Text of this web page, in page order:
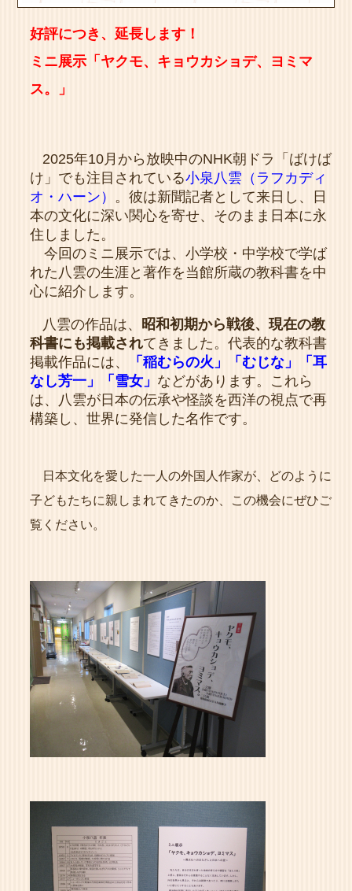
好評につき、延長します！
ミニ展示「ヤクモ、キョウカショデ、ヨミマ
ス。」
2025年10月から放映中のNHK朝ドラ「ばけば
け」でも注目されている小泉八雲（ラフカディ
オ・ハーン） 。彼は新聞記者として来日し、日
本の文化に深い関心を寄せ、そのまま日本に永
住しました。
今回のミニ展示では、小学校・中学校で学ば
れた八雲の生涯と著作を当館所蔵の教科書を中
心に紹介します。
八雲の作品は、
昭和初期から戦後、現在の教
科書にも掲載されてきました。代表的な教科書
掲載作品には、
「稲むらの火」「むじな」「耳
なし芳一」「雪女」 などがあります。これら
は、八雲が日本の伝承や怪談を西洋の視点で再
構築し、世界に発信した名作です。
日本文化を愛した一人の外国人作家が、どのように
子どもたちに親しまれてきたのか、この機会にぜひご
覧ください。